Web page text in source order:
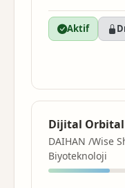
Aktif
Dijital Orbital
DAIHAN /Wise
Biyoteknoloji